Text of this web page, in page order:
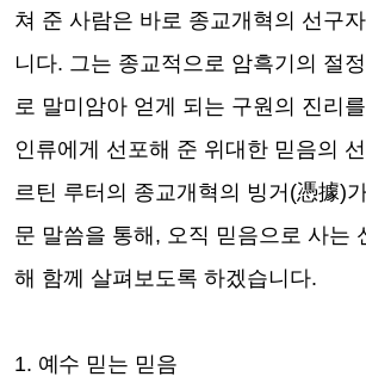
쳐 준 사람은 바로 종교개혁의 선구
니다. 그는 종교적으로 암흑기의 절
로 말미암아 얻게 되는 구원의 진리
인류에게 선포해 준 위대한 믿음의
르틴 루터의 종교개혁의 빙거 (憑據)
문 말씀을 통해 , 오직 믿음으로 사는
해 함께 살펴보도록 하겠습니다.
1. 예수 믿는 믿음